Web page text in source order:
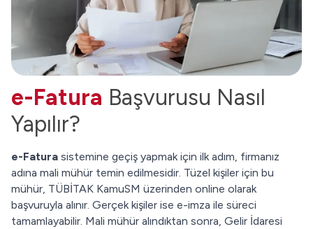
e-Fatura Başvurusu Nasıl
Yapılır?
e-Fatura sistemine geçiş yapmak için ilk adım, firmanız
adına mali mühür temin edilmesidir. Tüzel kişiler için bu
mühür, TÜBİTAK KamuSM üzerinden online olarak
başvuruyla alınır. Gerçek kişiler ise e-imza ile süreci
tamamlayabilir. Mali mühür alındıktan sonra, Gelir İdaresi